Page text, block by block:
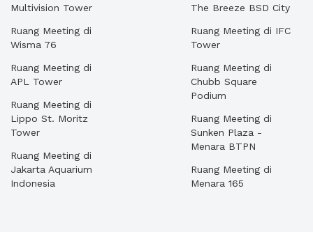
Multivision Tower
Ruang Meeting di
Wisma 76
Ruang Meeting di
APL Tower
Ruang Meeting di
Lippo St. Moritz
Tower
Ruang Meeting di
Jakarta Aquarium
Indonesia
The Breeze BSD City
Ruang Meeting di IFC
Tower
Ruang Meeting di
Chubb Square
Podium
Ruang Meeting di
Sunken Plaza -
Menara BTPN
Ruang Meeting di
Menara 165